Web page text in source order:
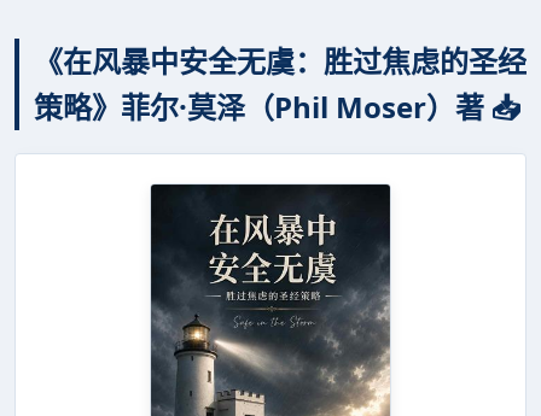
《在风暴中安全无虞：胜过焦虑的圣经
策略》菲尔·莫泽（Phil Moser）著 📥